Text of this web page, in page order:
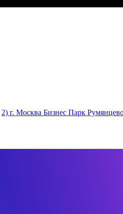
2) г. Москва Бизнес Парк